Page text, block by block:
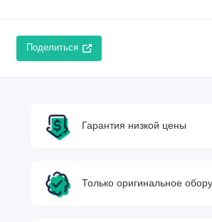
Поделиться
Гарантия низкой цены
Только оригинальное